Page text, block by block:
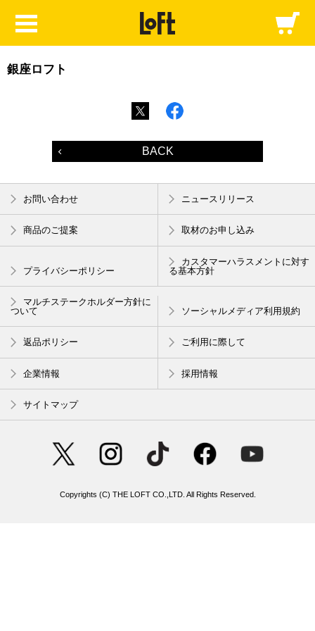
銀座ロフト
BACK
お問い合わせ ニュースリリース
商品のご提案 取材のお申し込み
プライバシーポリシー
カスタマーハラスメントに対す
る基本方針
マルチステークホルダー方針に
ついて
ソーシャルメディア利用規約
返品ポリシー ご利用に際して
企業情報 採用情報
サイトマップ
Copyrights (C) THE LOFT CO.,LTD. All Rights Reserved.